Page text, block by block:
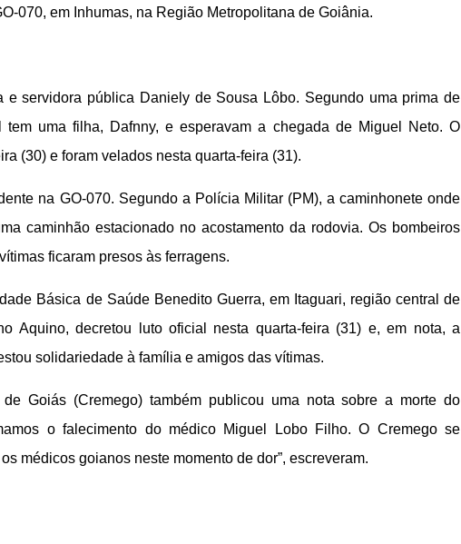
070, em Inhumas, na Região Metropolitana de Goiânia.
e servidora pública Daniely de Sousa Lôbo. Segundo uma prima de
tem uma filha, Dafnny, e esperavam a chegada de Miguel Neto. O
(30) e foram velados nesta quarta-feira (31).
na GO-070. Segundo a Polícia Militar (PM), a caminhonete onde
caminhão estacionado no acostamento da rodovia. Os bombeiros
ficaram presos às ferragens.
Básica de Saúde Benedito Guerra, em Itaguari, região central de
Aquino, decretou luto oficial nesta quarta-feira (31) e, em nota, a
solidariedade à família e amigos das vítimas.
Goiás (Cremego) também publicou uma nota sobre a morte do
o falecimento do médico Miguel Lobo Filho. O Cremego se
médicos goianos neste momento de dor”, escreveram.